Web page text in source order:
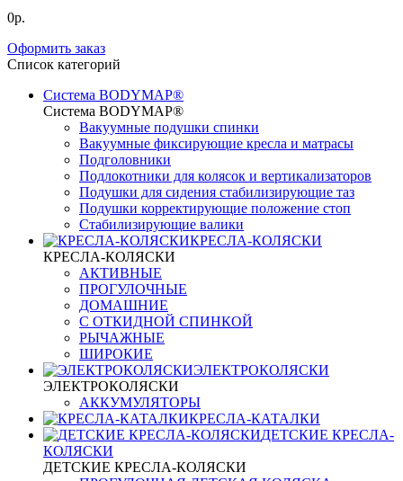
0р.
Оформить заказ
Список категорий
Система BODYMAP®
Система BODYMAP®
Вакуумные подушки спинки
Вакуумные фиксирующие кресла и матрасы
Подголовники
Подлокотники для колясок и вертикализаторов
Подушки для сидения стабилизирующие таз
Подушки корректирующие положение стоп
Стабилизирующие валики
КРЕСЛА-КОЛЯСКИ
КРЕСЛА-КОЛЯСКИ
АКТИВНЫЕ
ПРОГУЛОЧНЫЕ
ДОМАШНИЕ
С ОТКИДНОЙ СПИНКОЙ
РЫЧАЖНЫЕ
ШИРОКИЕ
ЭЛЕКТРОКОЛЯСКИ
ЭЛЕКТРОКОЛЯСКИ
АККУМУЛЯТОРЫ
КРЕСЛА-КАТАЛКИ
ДЕТСКИЕ КРЕСЛА-
КОЛЯСКИ
ДЕТСКИЕ КРЕСЛА-КОЛЯСКИ